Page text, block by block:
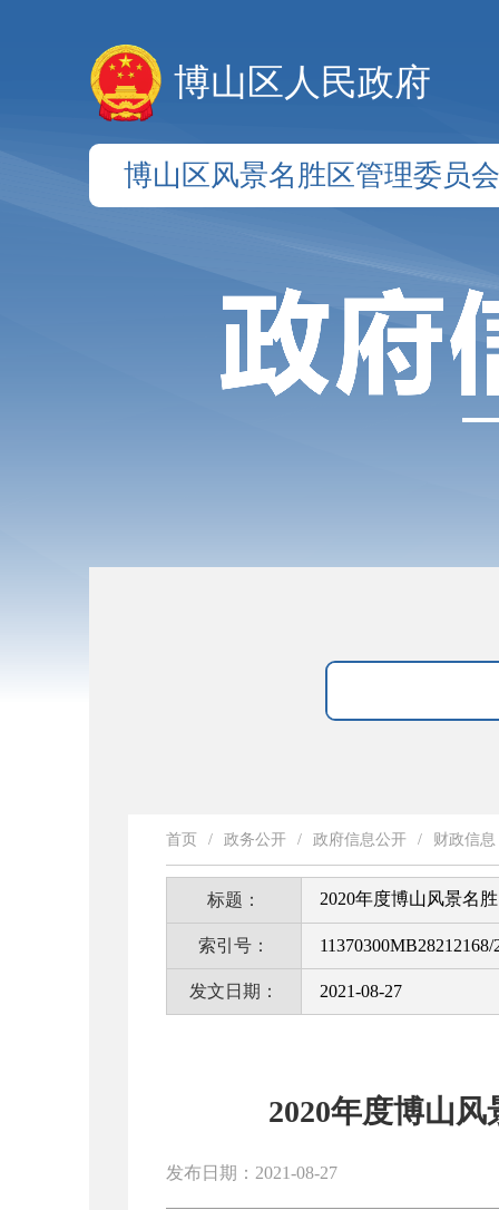
博山区人民政府
博山区风景名胜区管理委员会
首页 / 政务公开 / 政府信息公开 / 财政信息
标题： 2020年度博山风景名
索引号： 11370300MB28212168/
发文日期： 2021-08-27
2020年度博山
发布日期：2021-08-27